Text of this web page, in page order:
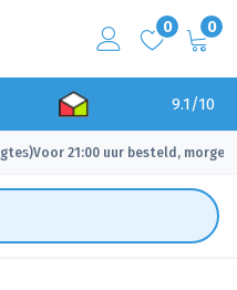
0 0
9.1/10
✓ Voor 21:00 uur besteld, morgen